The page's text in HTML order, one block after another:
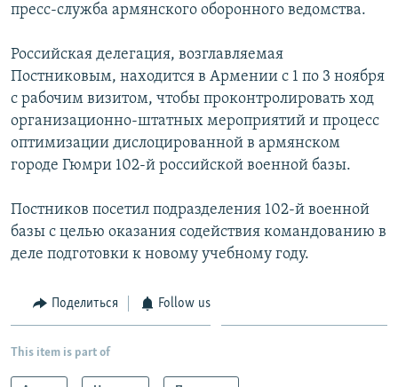
Հայերեն
English
Русский
Все сайты Радио Азатутюн
пресс-служба армянского оборонного ведомства.
Российская делегация, возглавляемая
Постниковым, находится в Армении с 1 по 3 ноября
с рабочим визитом, чтобы проконтролировать ход
организационно-штатных мероприятий и процесс
оптимизации дислоцированной в армянском
городе Гюмри 102-й российской военной базы.
Постников посетил подразделения 102-й военной
базы с целью оказания содействия командованию в
деле подготовки к новому учебному году.
Поделиться Follow us
This item is part of